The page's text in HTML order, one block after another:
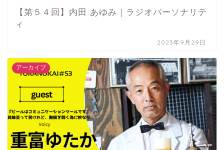
【第５４回】内田 あゆみ｜ラジオパーソナリテ
ィ
2023年9月29日
アーカイブ